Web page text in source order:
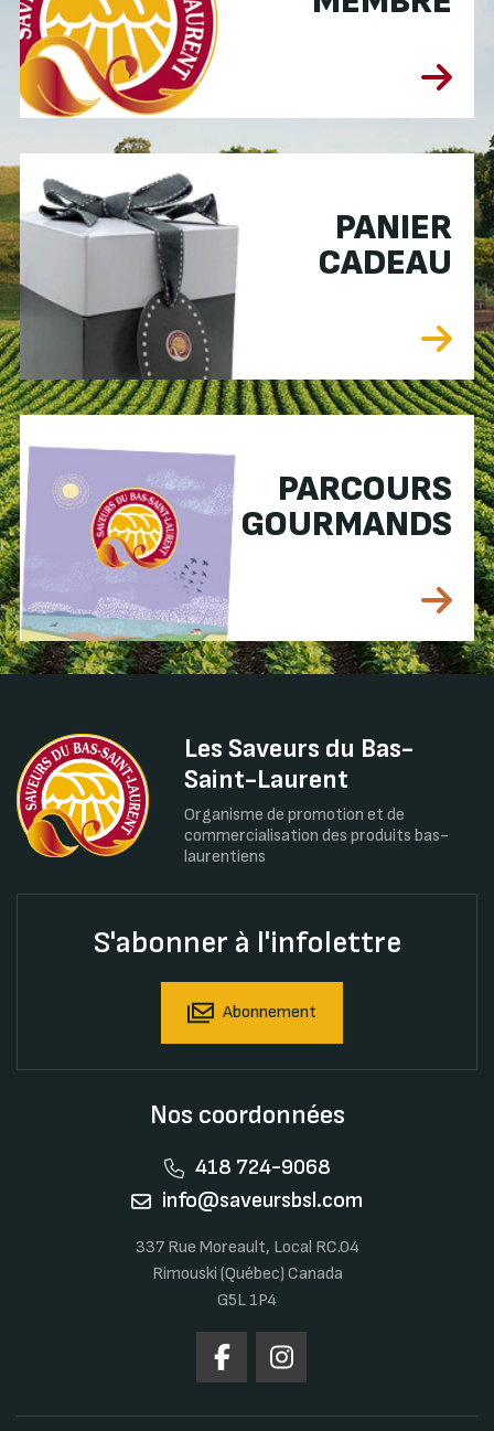
PANIER
CADEAU
PARCOURS
GOURMANDS
Les Saveurs du Bas-
Saint-Laurent
Organisme de promotion et de
commercialisation des produits bas-
laurentiens
S'abonner à l'infolettre
Abonnement
Nos coordonnées
418 724-9068
info@saveursbsl.com
337 Rue Moreault, Local RC.04
Rimouski (Québec) Canada
G5L 1P4